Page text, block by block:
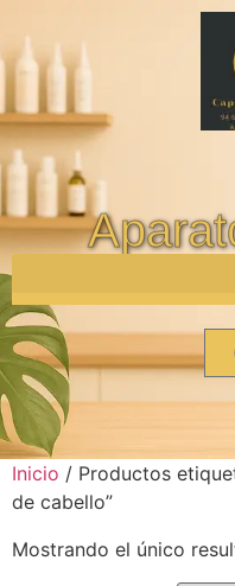
Inicio / Productos
de cabello”
Mostrando el único